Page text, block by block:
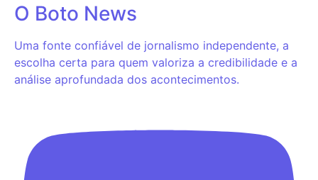
O Boto News
Uma fonte confiável de jornalismo independente, a
escolha certa para quem valoriza a credibilidade e a
análise aprofundada dos acontecimentos.